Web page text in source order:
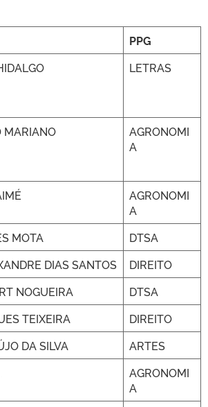
PPG
LETRAS
MARIANO
AGRONOMI
A
AGRONOMI
A
MOTA
DTSA
DIAS SANTOS
DIREITO
NOGUEIRA
DTSA
TEIXEIRA
DIREITO
DA SILVA
ARTES
AGRONOMI
A